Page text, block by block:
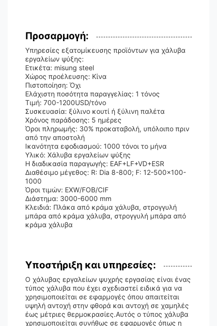
Προσαρμογή:
Υπηρεσίες εξατομίκευσης προϊόντων για χάλυβα
εργαλείων ψύξης:
Ετικέτα: misung steel
Χώρος προέλευσης: Κίνα
Πιστοποίηση: Όχι
Ελάχιστη ποσότητα παραγγελίας: 1 τόνος
Τιμή: 700-1200USD/τόνο
Συσκευασία: ξύλινο κουτί ή ξύλινη παλέτα
Χρόνος παράδοσης: 5 ημέρες
Όροι πληρωμής: 30% προκαταβολή, υπόλοιπο πριν
από την αποστολή
Ικανότητα εφοδιασμού: 1000 τόνοι το μήνα
Υλικό: Χάλυβα εργαλείων ψύξης
Η διαδικασία παραγωγής: EAF+LF+VD+ESR
Διαθέσιμο μέγεθος: R: Dia 8-800; F: 12-500x100-
1000
Όροι τιμών: EXW/FOB/CIF
Διάστημα: 3000-6000 mm
Κλειδιά: Πλάκα από κράμα χάλυβα, στρογγυλή
μπάρα από κράμα χάλυβα, στρογγυλή μπάρα από
κράμα χάλυβα
Υποστήριξη και υπηρεσίες:
Ο χάλυβας εργαλείων ψυχρής εργασίας είναι ένας
τύπος χάλυβα που έχει σχεδιαστεί ειδικά για να
χρησιμοποιείται σε εφαρμογές όπου απαιτείται
υψηλή αντοχή στην φθορά και αντοχή σε χαμηλές
έως μέτριες θερμοκρασίες.Αυτός ο τύπος χάλυβα
χρησιμοποιείται συνήθως σε εφαρμογές όπως η